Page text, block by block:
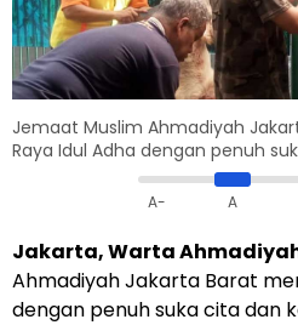
Jemaat Muslim Ahmadiyah
Raya Idul Adha dengan penuh
A- A
Jakarta, Warta
Ahmadiyah Jakarta Barat
dengan penuh suka cita dan